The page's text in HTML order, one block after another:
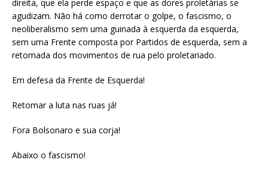
direita, que ela perde espaço e que as dores proletárias se
agudizam. Não há como derrotar o golpe, o fascismo, o
neoliberalismo sem uma guinada à esquerda da esquerda,
sem uma Frente composta por Partidos de esquerda, sem a
retomada dos movimentos de rua pelo proletariado.
Em defesa da Frente de Esquerda!
Retomar a luta nas ruas já!
Fora Bolsonaro e sua corja!
Abaixo o fascismo!